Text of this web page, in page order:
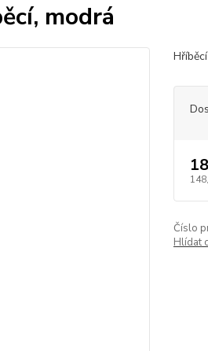
modrá
Číslo
Hlídat